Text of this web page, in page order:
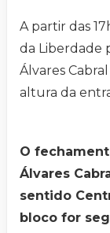
A partir das
da Liberdade
Álvares
altura da
O
Álvares
sentido
bloco for